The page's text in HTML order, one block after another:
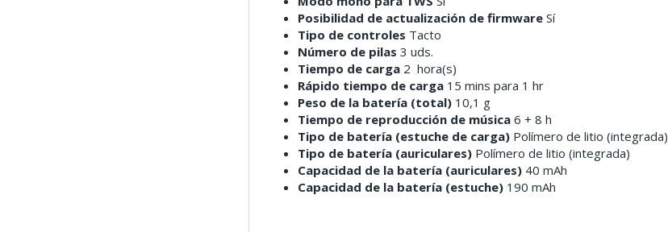
Posibilidad de actualización de firmware Sí
Tipo de controles Tacto
Número de pilas 3 uds.
Tiempo de carga 2 hora(s)
Rápido tiempo de carga 15 mins para 1 hr
Peso de la batería (total) 10,1 g
Tiempo de reproducción de música 6 + 8 h
Tipo de batería (estuche de carga) Polímero de litio (integrada)
Tipo de batería (auriculares) Polímero de litio (integrada)
Capacidad de la batería (auriculares) 40 mAh
Capacidad de la batería (estuche) 190 mAh